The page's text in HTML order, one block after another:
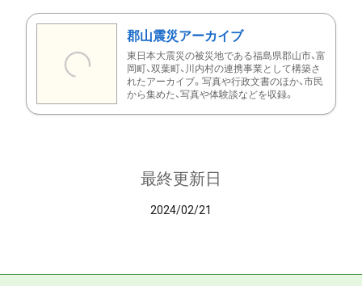
郡山震災アーカイブ
東日本大震災の被災地である福島県郡山市、富
岡町、双葉町、川内村の連携事業として構築さ
れたアーカイブ。写真や行政文書のほか、市民
から集めた、写真や体験談などを収録。
最終更新日
2024/02/21